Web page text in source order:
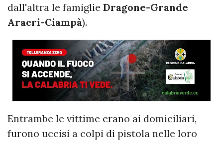
dall'altra le famiglie Dragone-Grande
Aracri-Ciampà).
Entrambe le vittime erano ai domiciliari,
furono uccisi a colpi di pistola nelle loro